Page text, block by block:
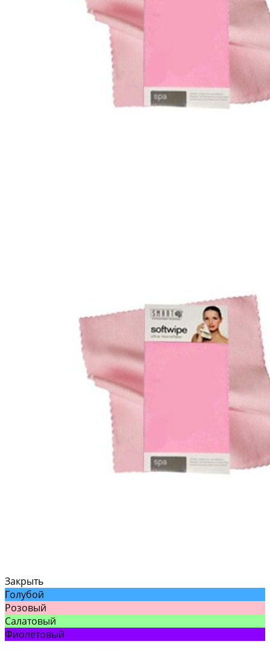
Закрыть
Голубой
Розовый
Салатовый
Фиолетовый